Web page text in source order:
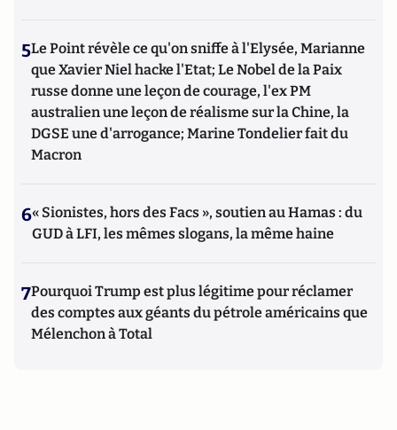
5Le Point révèle ce qu'on sniffe à l'Elysée, Marianne
que Xavier Niel hacke l'Etat; Le Nobel de la Paix
russe donne une leçon de courage, l'ex PM
australien une leçon de réalisme sur la Chine, la
DGSE une d'arrogance; Marine Tondelier fait du
Macron
6« Sionistes, hors des Facs », soutien au Hamas : du
GUD à LFI, les mêmes slogans, la même haine
7Pourquoi Trump est plus légitime pour réclamer
des comptes aux géants du pétrole américains que
Mélenchon à Total